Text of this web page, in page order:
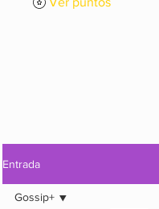
Entrada
Gossip+